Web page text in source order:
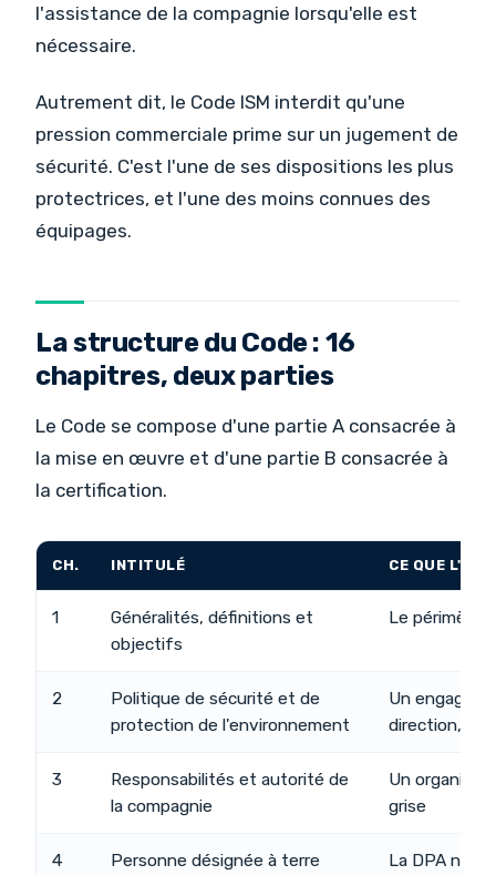
l'assistance de la compagnie lorsqu'elle est
nécessaire.
Autrement dit, le Code ISM interdit qu'une
pression commerciale prime sur un jugement de
sécurité. C'est l'une de ses dispositions les plus
protectrices, et l'une des moins connues des
équipages.
La structure du Code : 16
chapitres, deux parties
Le Code se compose d'une partie A consacrée à
la mise en œuvre et d'une partie B consacrée à
la certification.
CH. INTITULÉ CE QUE
1
Généralités, définitions et
objectifs
Le périmètre
2
Politique de sécurité et de
protection de l'environnement
Un
direction,
3
Responsabilités et autorité de
la compagnie
Un
grise
4 Personne désignée à terre
La DPA